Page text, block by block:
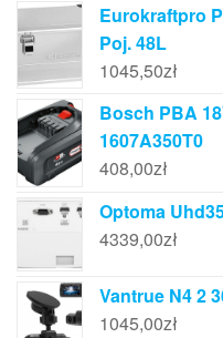
Eurokraftpro
Poj. 48L
1045,50zł
Bosch PBA
1607A350T0
408,00zł
Optoma
4339,00zł
Vantrue N4 2
1045,00zł